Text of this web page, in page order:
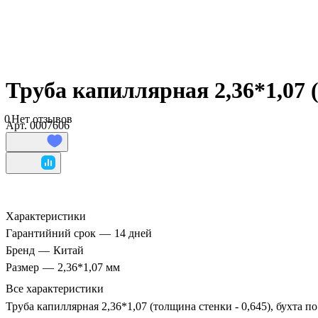
Труба капиллярная 2,36*1,07
0Нет отзывов
Арт.0007606
Характеристики
Гарантийний срок — 14 дней
Бренд — Китай
Размер — 2,36*1,07 мм
Все характеристики
Труба капиллярная 2,36*1,07 (толщина стенки - 0,645), бухта